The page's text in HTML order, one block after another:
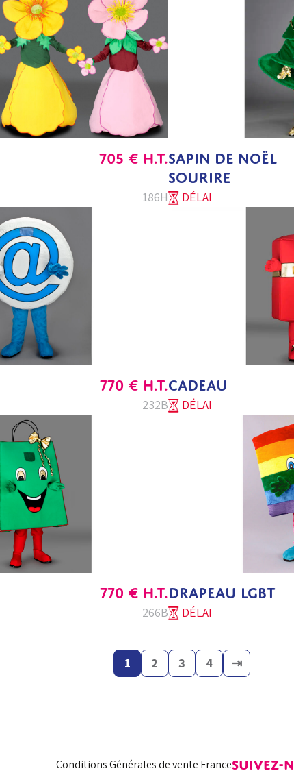
705 € H.T.
186H
SAPIN DE NOËL
SOURIRE
DÉLAI
770 € H.T.
232B
CADEAU
DÉLAI
770 € H.T.
266B
DRAPEAU LGBT
DÉLAI
1 2 3 4 ⇥
Conditions Générales de vente FranceSUIVEZ-